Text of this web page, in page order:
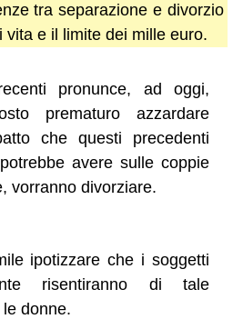
tra separazione e divorzio
vita e il limite dei mille euro.
pronunce, ad oggi,
prematuro azzardare
che questi precedenti
avere sulle coppie
vorranno divorziare.
ipotizzare che i soggetti
risentiranno di tale
donne.